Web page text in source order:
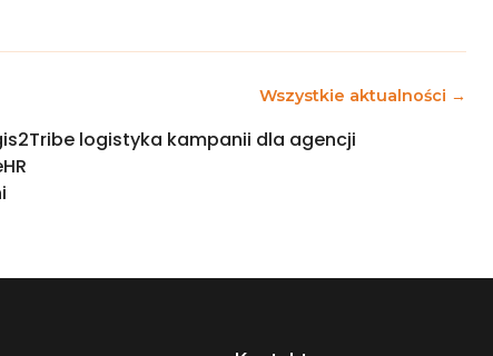
Wszystkie aktualności →
logistyka kampanii dla agencji